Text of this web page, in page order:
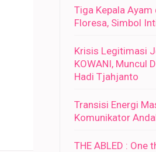
Tiga Kepala
Floresa, Simbol
Krisis Legitimasi
KOWANI, Muncul
Hadi Tjahjanto
Transisi Energi
Komunikator
THE ABLED :